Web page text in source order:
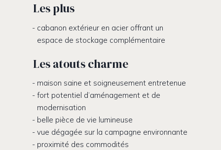
Les plus
cabanon extérieur en acier offrant un
espace de stockage complémentaire
Les atouts charme
maison saine et soigneusement entretenue
fort potentiel d’aménagement et de
modernisation
belle pièce de vie lumineuse
vue dégagée sur la campagne environnante
proximité des commodités